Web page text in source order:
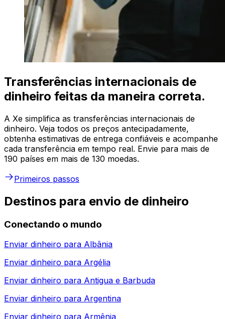
Transferências internacionais de
dinheiro feitas da maneira correta.
A Xe simplifica as transferências internacionais de
dinheiro. Veja todos os preços antecipadamente,
obtenha estimativas de entrega confiáveis e acompanhe
cada transferência em tempo real. Envie para mais de
190 países em mais de 130 moedas.
Primeiros passos
Destinos para envio de dinheiro
Conectando o mundo
Enviar dinheiro para Albânia
Enviar dinheiro para Argélia
Enviar dinheiro para Antigua e Barbuda
Enviar dinheiro para Argentina
Enviar dinheiro para Armênia